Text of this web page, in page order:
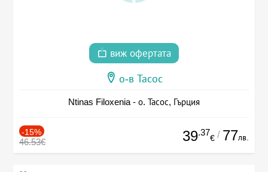
виж офертата
о-в Тасос
Ntinas Filoxenia - о. Тасос, Гърция
-15%
46.53€ 39.37
€ / 77лв.